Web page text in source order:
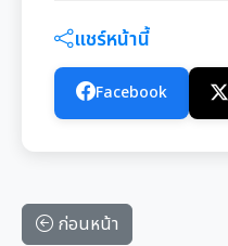
แชร์หน้านี้
Facebook
ก่อนหน้า